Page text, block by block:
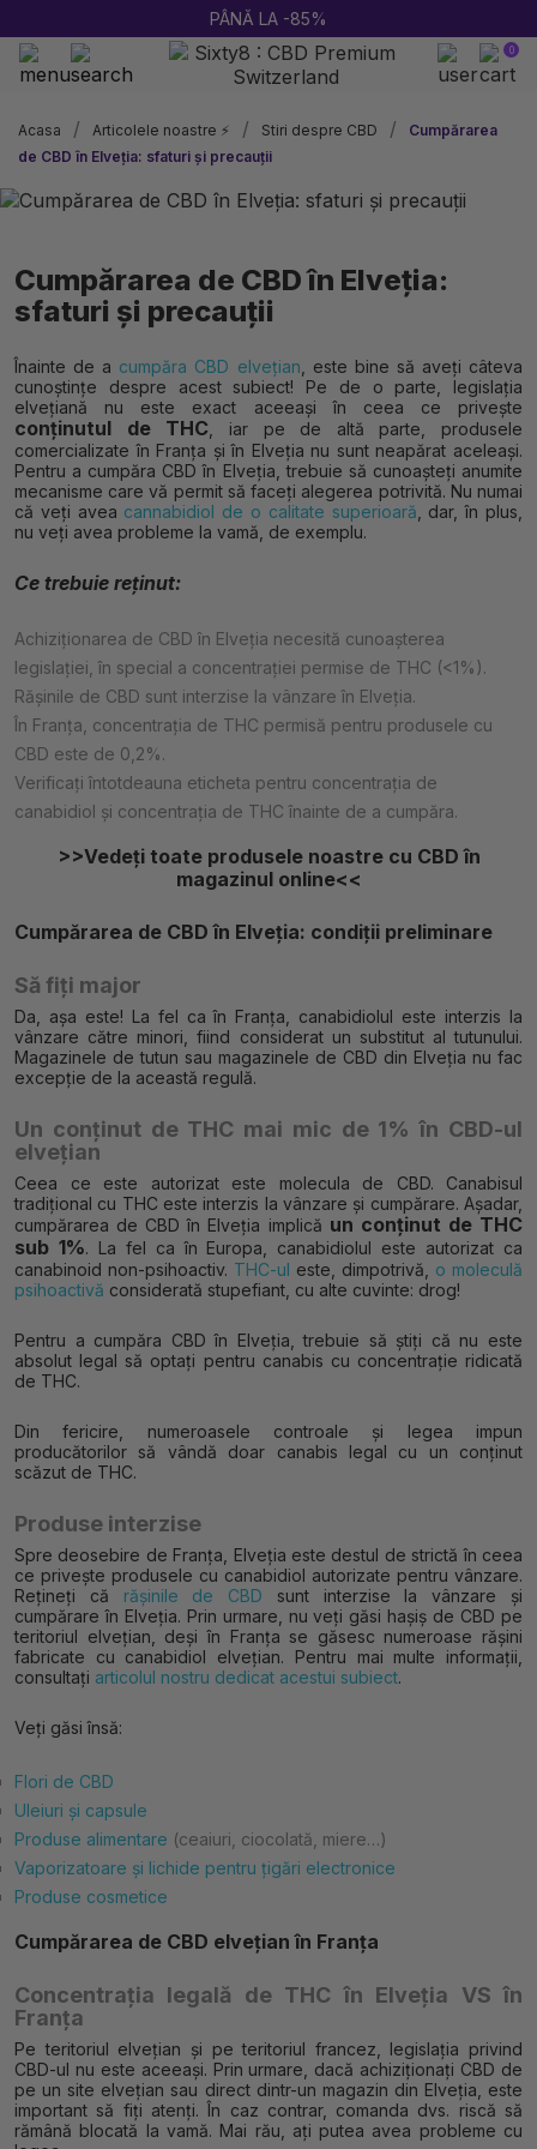
2 CUMPĂRATE = 1 CADOU
0
Acasa Articolele noastre ⚡ Stiri despre CBD
Cumpărarea
de CBD în Elveția: sfaturi și precauții
Cumpărarea de CBD în Elveția:
sfaturi și precauții
Înainte de a cumpăra CBD elvețian , este bine să aveți câteva
cunoștințe despre acest subiect! Pe de o parte, legislația
elvețiană nu este exact aceeași în ceea ce privește
conținutul de THC , iar pe de altă parte, produsele
comercializate în Franța și în Elveția nu sunt neapărat aceleași.
Pentru a cumpăra CBD în Elveția, trebuie să cunoașteți anumite
mecanisme care vă permit să faceți alegerea potrivită. Nu numai
că veți avea cannabidiol de o calitate superioară , dar, în plus,
nu veți avea probleme la vamă, de exemplu.
Ce trebuie reținut:
Achiziționarea de CBD în Elveția necesită cunoașterea
legislației, în special a concentrației permise de THC (<1%).
Rășinile de CBD sunt interzise la vânzare în Elveția.
În Franța, concentrația de THC permisă pentru produsele cu
CBD este de 0,2%.
Verificați întotdeauna eticheta pentru concentrația de
canabidiol și concentrația de THC înainte de a cumpăra.
>>Vedeți toate produsele noastre cu CBD în
magazinul online<<
Cumpărarea de CBD în Elveția: condiții preliminare
Să fiți major
Da, așa este! La fel ca în Franța, canabidiolul este interzis la
vânzare către minori, fiind considerat un substitut al tutunului.
Magazinele de tutun sau magazinele de CBD din Elveția nu fac
excepție de la această regulă.
Un conținut de THC mai mic de 1% în CBD-ul
elvețian
Ceea ce este autorizat este molecula de CBD. Canabisul
tradițional cu THC este interzis la vânzare și cumpărare. Așadar,
cumpărarea de CBD în Elveția implică un conținut de THC
sub 1%. La fel ca în Europa, canabidiolul este autorizat ca
canabinoid non-psihoactiv. THC-ul este, dimpotrivă, o moleculă
psihoactivă considerată stupefiant, cu alte cuvinte: drog!
Pentru a cumpăra CBD în Elveția, trebuie să știți că nu este
absolut legal să optați pentru canabis cu concentrație ridicată
de THC.
Din fericire, numeroasele controale și legea impun
producătorilor să vândă doar canabis legal cu un conținut
scăzut de THC.
Produse interzise
Spre deosebire de Franța, Elveția este destul de strictă în ceea
ce privește produsele cu canabidiol autorizate pentru vânzare.
Rețineți că rășinile de CBD sunt interzise la vânzare și
cumpărare în Elveția. Prin urmare, nu veți găsi hașiș de CBD pe
teritoriul elvețian, deși în Franța se găsesc numeroase rășini
fabricate cu canabidiol elvețian. Pentru mai multe informații,
consultați articolul nostru dedicat acestui subiect.
Veți găsi însă:
Flori de CBD
Uleiuri și capsule
Produse alimentare (ceaiuri, ciocolată, miere…)
Vaporizatoare și lichide pentru țigări electronice
Produse cosmetice
Cumpărarea de CBD elvețian în Franța
Concentrația legală de THC în Elveția VS în
Franța
Pe teritoriul elvețian și pe teritoriul francez, legislația privind
CBD-ul nu este aceeași. Prin urmare, dacă achiziționați CBD de
pe un site elvețian sau direct dintr-un magazin din Elveția, este
important să fiți atenți. În caz contrar, comanda dvs. riscă să
rămână blocată la vamă. Mai rău, ați putea avea probleme cu